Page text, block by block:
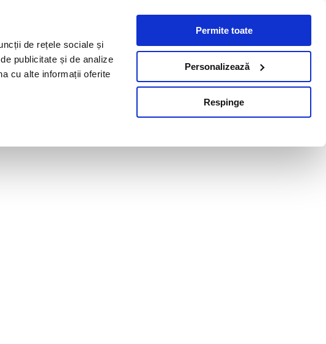
de rețele sociale și
publicitate și de analize
cu alte informații oferite
Permite toate
Personalizează
Respinge